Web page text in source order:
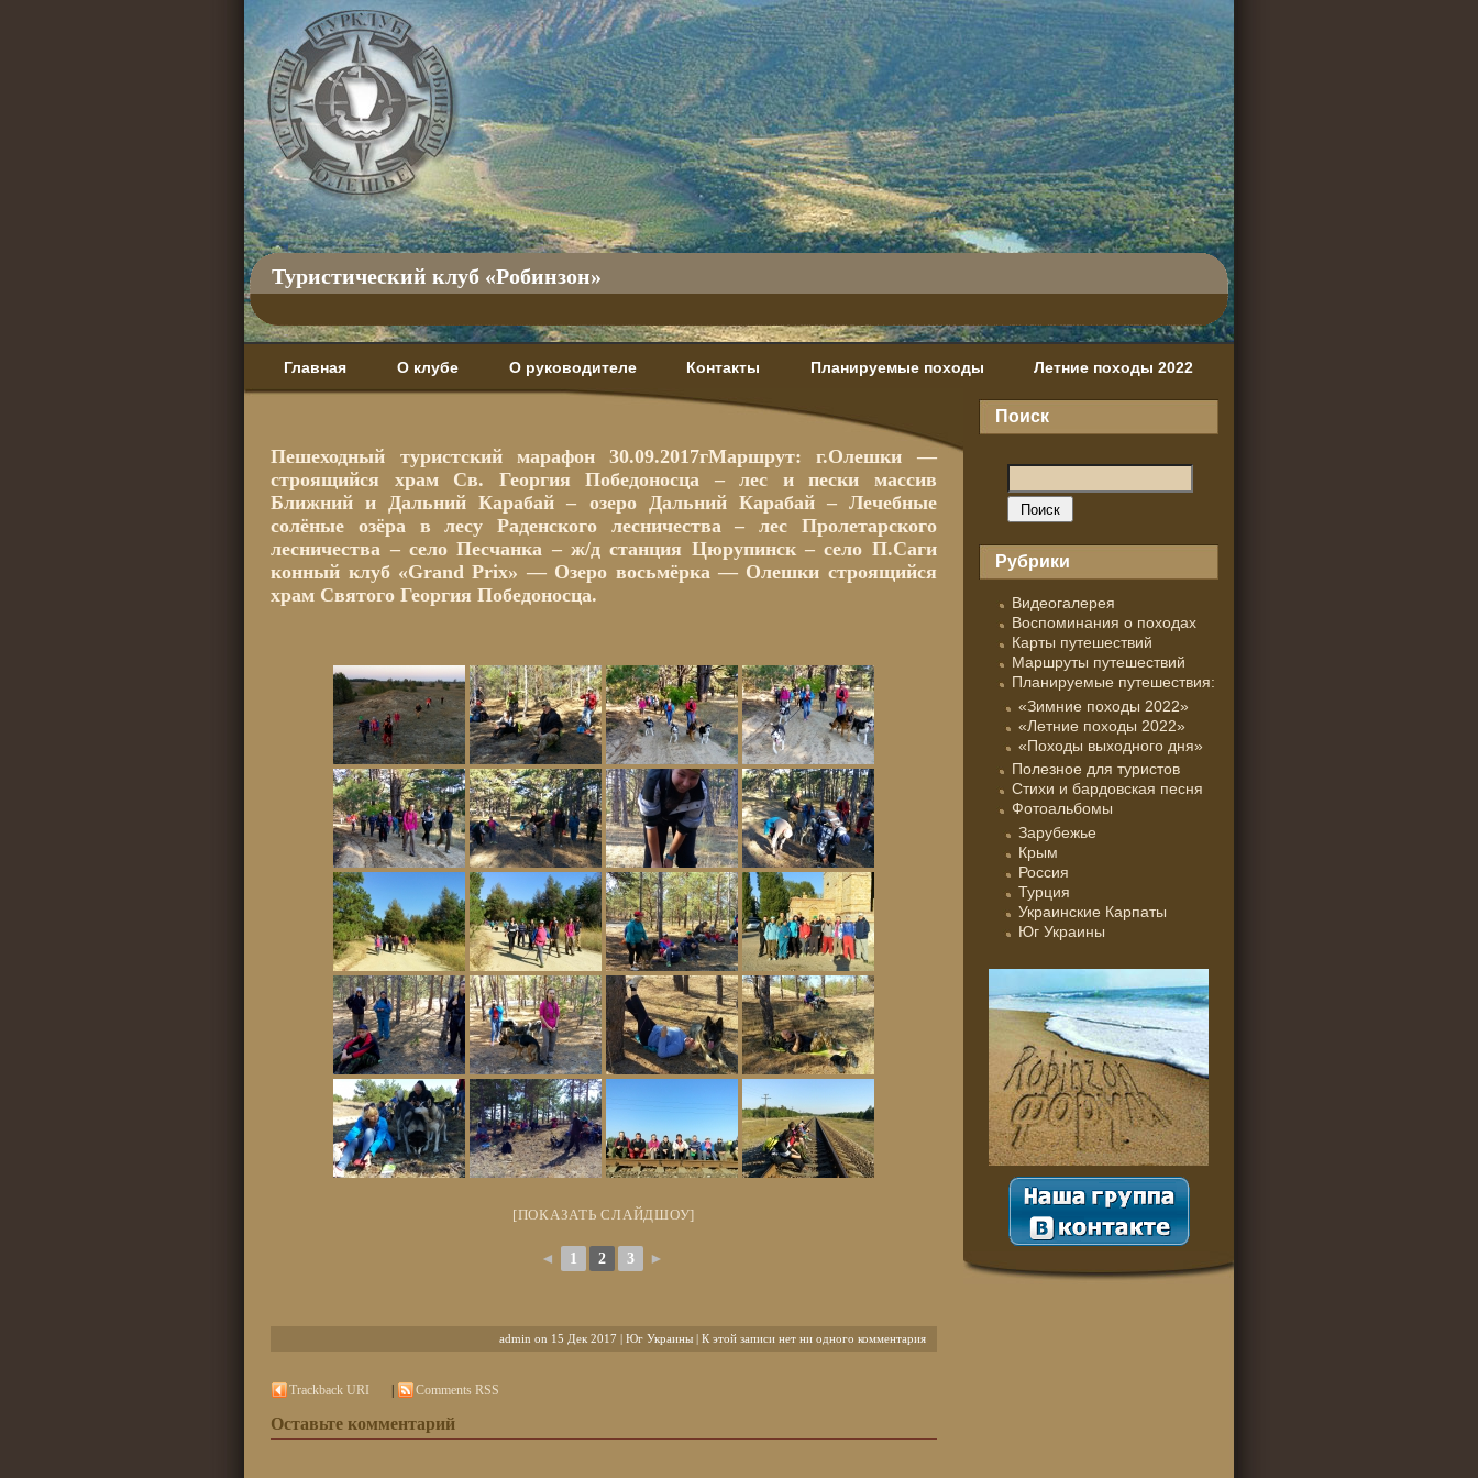
Туристический клуб «Робинзон»
Главная О клубе О руководителе Контакты Планируемые походы Летние походы 2022
Пешеходный туристский марафон 30.09.2017гМаршрут: г.Олешки —
строящийся храм Св. Георгия Победоносца – лес и пески массив
Ближний и Дальний Карабай – озеро Дальний Карабай – Лечебные
солёные озёра в лесу Раденского лесничества – лес Пролетарского
лесничества – село Песчанка – ж/д станция Цюрупинск – село П.Саги
конный клуб «Grand Prix» — Озеро восьмёрка — Олешки строящийся
храм Святого Георгия Победоносца.
[ПОКАЗАТЬ СЛАЙДШОУ]
◄ 1 2 3 ►
admin on 15 Дек 2017 | Юг Украины| К этой записи нет ни одного комментария
Trackback URI Comments RSS
Оставьте комментарий
Поиск
Рубрики
Видеогалерея
Воспоминания о походах
Карты путешествий
Маршруты путешествий
Планируемые путешествия:
«Зимние походы 2022»
«Летние походы 2022»
«Походы выходного дня»
Полезное для туристов
Стихи и бардовская песня
Фотоальбомы
Зарубежье
Крым
Россия
Турция
Украинские Карпаты
Юг Украины